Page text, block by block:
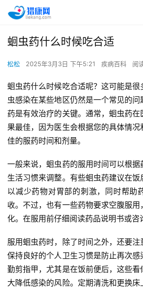
蛔虫药什么时候吃合适
松松 2025年3月3日 下午5:21 疾病百科 阅
蛔虫药什么时候吃合适呢？这可能是很
虫感染在某些地区仍然是一个常见的
药是有效治疗的关键。通常，蛔虫药
果最佳，因为医生会根据您的具体情
佳的服药时间和剂量。
一般来说，蛔虫药的服用时间可以根
生活习惯来调整。有些蛔虫药建议在
以减少药物对胃部的刺激，同时帮助
收。不过，也有一些药物要求空腹服
化。在服用前仔细阅读药品说明书或咨
服用蛔虫药时，除了时间之外，还要注
保持良好的个人卫生习惯是防止再次感
勤剪指甲，尤其是在饭前便后，这些
大降低感染的风险。定期清洗和更换